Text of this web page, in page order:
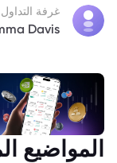
غرفة التداول
Davis
المواضيع